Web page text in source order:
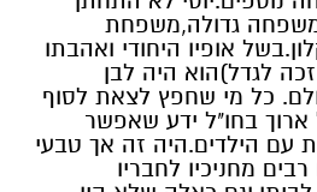
משפחה גדולה,משפחת
אופיו היחודי ואהבתו
לגדל)הוא היה לבן
כל מי שחפץ לצאת לסוף
ארוך בחו"ל ידע שאפשר
עם הילדים.היה זה אך טבעי
מחניכיו לחבריו